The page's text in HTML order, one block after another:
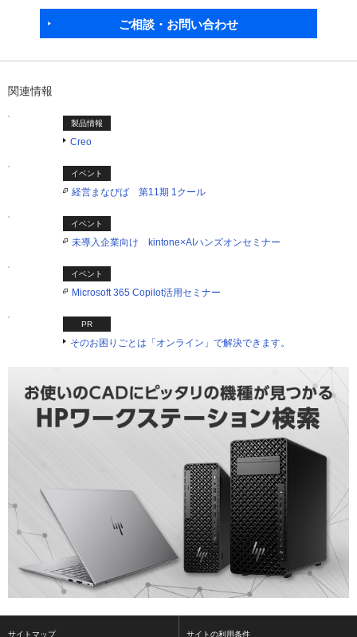
ご相談・お問い合わせ
関連情報
製品情報
Creo
イベント
経営まなびば 第11期 1クール
イベント
未導入企業向け kintone×AIハンズオンセミナー
イベント
Microsoft 365 Copilot活用セミナー
PR
そのお困りごとは「オンライン」で解決できます。
サイトマップ サイトの利用条件